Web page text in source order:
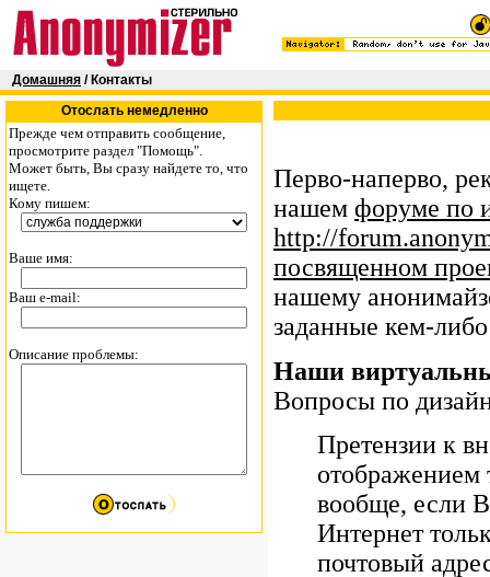
Домашняя / Контакты
Отослать немедленно
Прежде чем отправить сообщение,
просмотрите раздел "Помощь".
Может быть, Вы сразу найдете то, что
ищете.
Кому пишем:
Ваше имя:
Ваш e-mail:
Описание проблемы:
Перво-наперво,
нашем форуме по
http://
посвященном
нашему
заданные кем-
Наши
Вопросы по
Претензии к
отображением
вообще, если
Интернет
почтовый